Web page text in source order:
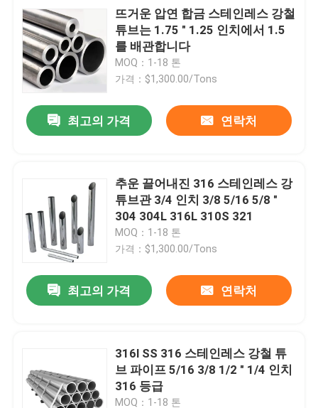
제품
동영상
우리에 대하여
품질 관리
연락주세요
인용문을 요구하세요
스테인레스 스틸 합금
스테인레스 강 플레이트 시트
뜨거운 압연 합금 스테인레스 강철
튜브는 1.75 " 1.25 인치에서 1.5
를 배관합니다
MOQ：1-18 톤
가격：$1,300.00/Tons
최고의 가격 연락처
추운 끌어내진 316 스테인레스 강
튜브관 3/4 인치 3/8 5/16 5/8 "
304 304L 316L 310S 321
MOQ：1-18 톤
가격：$1,300.00/Tons
최고의 가격 연락처
316l SS 316 스테인레스 강철 튜
브 파이프 5/16 3/8 1/2 " 1/4 인치
316 등급
MOQ：1-18 톤